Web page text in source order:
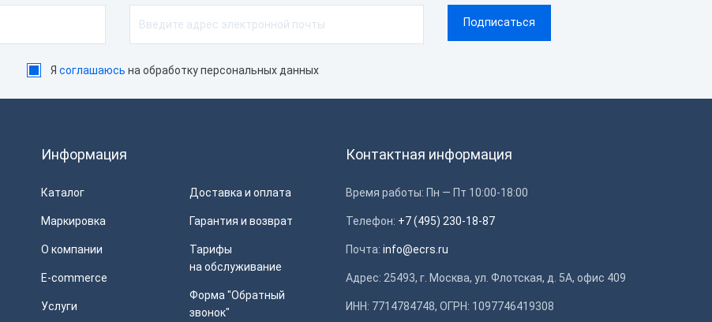
Я соглашаюсь на обработку персональных данных
Информация
Каталог
Маркировка
О компании
E-commerce
Услуги
Доставка и оплата
Гарантия и возврат
Тарифы
на обслуживание
Форма "Обратный
звонок"
Контактная информация
Время работы: Пн — Пт 10:00-18:00
Телефон: +7 (495) 230-18-87
Почта:info@ecrs.ru
Адрес: 25493, г. Москва, ул. Флотская, д. 5А, офис 409
ИНН: 7714784748, ОГРН: 1097746419308